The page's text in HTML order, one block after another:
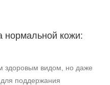
нормальной кожи:
здоровым видом, но даже
поддержания